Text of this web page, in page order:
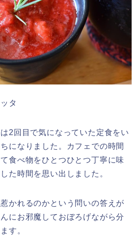
タ
2回目で気になっていた定食をい
になりました。カフェでの時間
食べ物をひとつひとつ丁寧に味
た時間を思い出しました。
かれるのかという問いの答えが
にお邪魔しておぼろげながら分
す。